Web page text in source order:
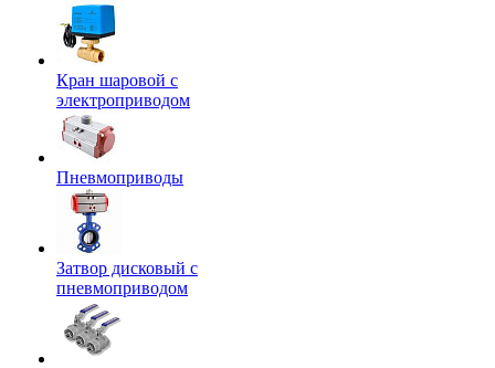
Кран шаровой с
электроприводом
Пневмоприводы
Затвор дисковый с
пневмоприводом